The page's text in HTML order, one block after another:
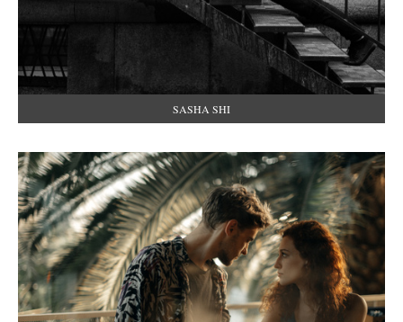
SASHA SHI